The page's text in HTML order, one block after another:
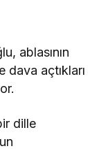
ablasının
dava açtıkları
dille